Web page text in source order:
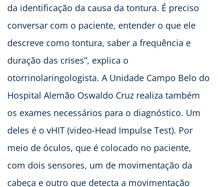
da identificação da causa da tontura. É preciso
conversar com o paciente, entender o que ele
descreve como tontura, saber a frequência e
duração das crises”, explica o
otorrinolaringologista. A Unidade Campo Belo do
Hospital Alemão Oswaldo Cruz realiza também
os exames necessários para o diagnóstico. Um
deles é o vHIT (video-Head Impulse Test). Por
meio de óculos, que é colocado no paciente,
com dois sensores, um de movimentação da
cabeça e outro que detecta a movimentação